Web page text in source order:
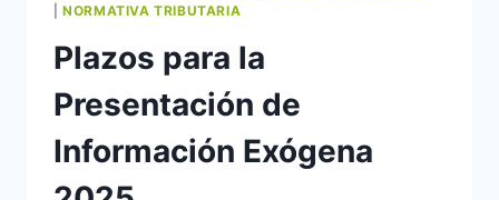
|NORMATIVA TRIBUTARIA
Plazos para la
Presentación de
Información Exógena